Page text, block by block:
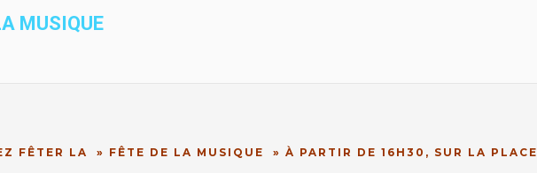
MUSIQUE
FÊTER LA » FÊTE DE LA MUSIQUE » À PARTIR DE 16H30, SUR LA PLACE